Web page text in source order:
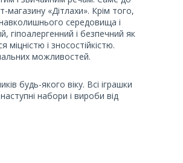
магазину «Дітлахи». Крім того,
середовища і
гіпоалергенний і безпечний як
і зносостійкістю.
можливостей.
будь-якого віку. Всі іграшки
набори і вироби від